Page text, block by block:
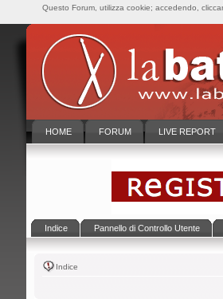
HOME FORUM LIVE REPORT
Indice Pannello di Controllo Utente
Indice
Questo Forum, utilizza cookie; accedendo,